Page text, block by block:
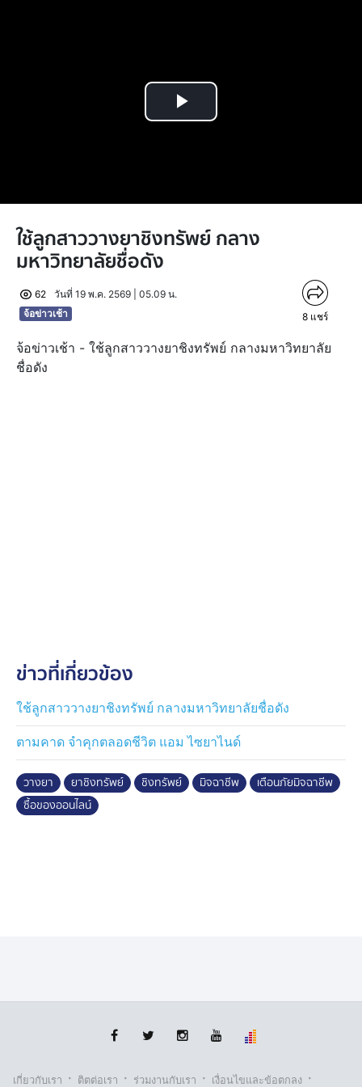
Play
ใช้ลูกสาววางยาชิงทรัพย์ กลาง
มหาวิทยาลัยชื่อดัง
62
วันที่ 19 พ.ค. 2569 | 05.09 น.
จ้อข่าวเช้า
8 แชร์
จ้อข่าวเช้า - ใช้ลูกสาววางยาชิงทรัพย์ กลางมหาวิทยาลัย
ชื่อดัง
ข่าวที่เกี่ยวข้อง
ใช้ลูกสาววางยาชิงทรัพย์ กลางมหาวิทยาลัยชื่อดัง
ตามคาด จำคุกตลอดชีวิต แอม ไซยาไนด์
วางยา ยาชิงทรัพย์ ชิงทรัพย์ มิจฉาชีพ
เตือนภัยมิจฉาชีพ
ซื้อของออนไลน์
เกี่ยวกับเรา · ติตต่อเรา · ร่วมงานกับเรา · เงื่อนไขและข้อตกลง ·